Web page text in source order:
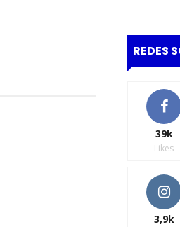
REDES
39k
Likes
3,9k